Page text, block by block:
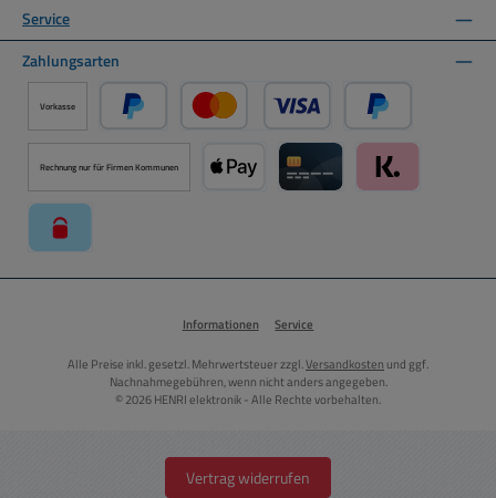
Service
Zahlungsarten
Vorkasse
PayPal Kredit- oder Debitkarte über PayPal
Später Bezahlen
Rechnung nur für Firmen Kommunen
Informationen Service
Alle Preise inkl. gesetzl. Mehrwertsteuer zzgl.Versandkosten und ggf.
Nachnahmegebühren, wenn nicht anders angegeben.
© 2026 HENRI elektronik - Alle Rechte vorbehalten.
Vertrag widerrufen